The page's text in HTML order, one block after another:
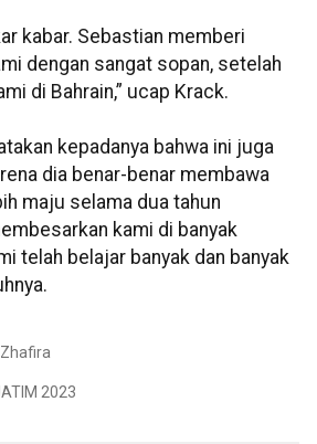
kabar. Sebastian memberi
dengan sangat sopan, setelah
di Bahrain,” ucap Krack.
kepadanya bahwa ini juga
dia benar-benar membawa
maju selama dua tahun
kami di banyak
telah belajar banyak dan banyak
2023